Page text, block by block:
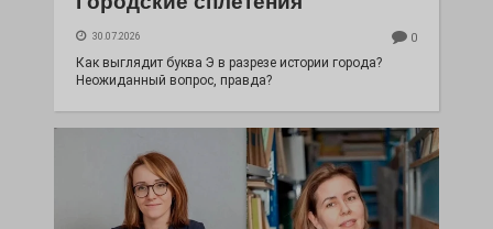
30.07.2026 0
Как выглядит буква Э в разрезе истории города?
Неожиданный вопрос, правда?